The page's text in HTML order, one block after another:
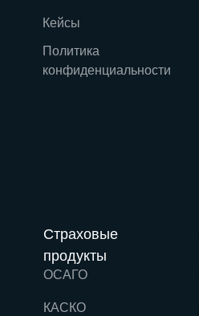
КАСКО
ОСАГО
Страховые
продукты
Политика
конфиденциальности
Кейсы